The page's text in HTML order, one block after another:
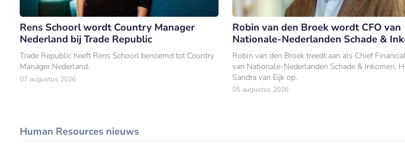
Rens Schoorl wordt Country Manager
Nederland bij Trade Republic
Trade Republic heeft Rens Schoorl benoemd tot Country
Manager Nederland.
07 augustus 2026
Robin van den Broek wordt CFO van
Nationale-Nederlanden Schade &
Robin van den Broek treedt aan als Chief
van Nationale-Nederlanden Schade & Inkomen.
Sandra van Eijk op.
05 augustus 2026
Human Resources nieuws